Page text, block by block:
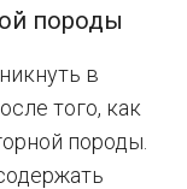
породы
в
того, как
породы.